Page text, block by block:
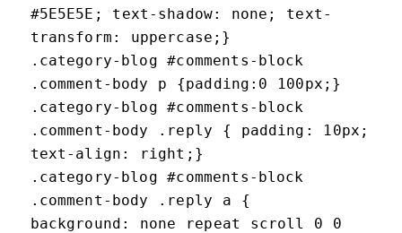
#5E5E5E; text-shadow: none; text-
transform: uppercase;}
.category-blog #comments-block
.comment-body p {padding:0 100px;}
.category-blog #comments-block
.comment-body .reply { padding: 10px;
text-align: right;}
.category-blog #comments-block
.comment-body .reply a {
background: none repeat scroll 0 0